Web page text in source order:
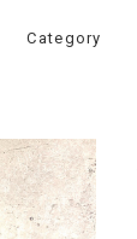
Category